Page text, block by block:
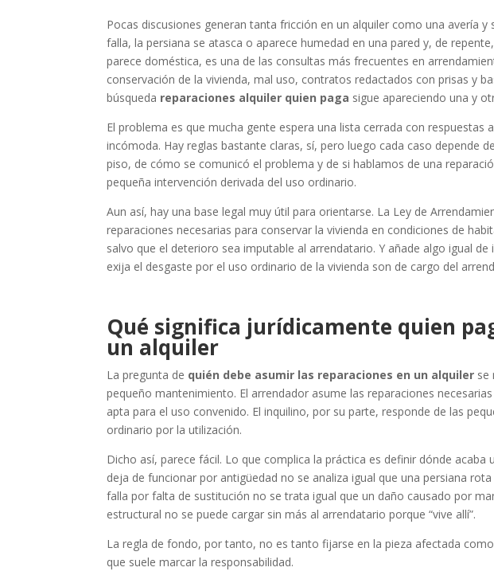
Pocas discusiones generan tanta fricción en un alquiler como una avería y
falla, la persiana se atasca o aparece humedad en una pared y, de
parece doméstica, es una de las consultas más frecuentes en
conservación de la vivienda, mal uso, contratos redactados con prisas y
búsqueda reparaciones alquiler quien paga sigue apareciendo una y
El problema es que mucha gente espera una lista cerrada con respuestas
incómoda. Hay reglas bastante claras, sí, pero luego cada caso depende
piso, de cómo se comunicó el problema y de si hablamos de una
pequeña intervención derivada del uso ordinario.
Aun así, hay una base legal muy útil para orientarse. La Ley de
reparaciones necesarias para conservar la vivienda en condiciones de
salvo que el deterioro sea imputable al arrendatario. Y añade algo igual
exija el desgaste por el uso ordinario de la vivienda son de cargo del
Qué significa jurídicamente quien
un alquiler
La pregunta de quién debe asumir las reparaciones en un alquiler se
pequeño mantenimiento. El arrendador asume las reparaciones
apta para el uso convenido. El inquilino, por su parte, responde de las
ordinario por la utilización.
Dicho así, parece fácil. Lo que complica la práctica es definir dónde acaba
deja de funcionar por antigüedad no se analiza igual que una persiana
falla por falta de sustitución no se trata igual que un daño causado por
estructural no se puede cargar sin más al arrendatario porque “vive allí”.
La regla de fondo, por tanto, no es tanto fijarse en la pieza afectada
que suele marcar la responsabilidad.